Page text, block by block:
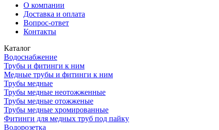
О компании
Доставка и оплата
Вопрос-ответ
Контакты
Каталог
Водоснабжение
Трубы и фитинги к ним
Медные трубы и фитинги к ним
Трубы медные
Трубы медные неотожженные
Трубы медные отожженые
Трубы медные хромированные
Фитинги для медных труб под пайку
Водорозетка